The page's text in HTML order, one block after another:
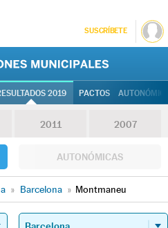
SUSCRÍBETE
2019 PACTOS
2011 2007
AUTONÓMICAS
» Barcelona » Montmaneu